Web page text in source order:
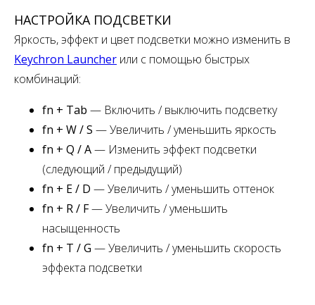
НАСТРОЙКА ПОДСВЕТКИ
Яркость, эффект и цвет подсветки можно изменить в
Keychron Launcher или с помощью быстрых
комбинаций:
fn + Tab — Включить / выключить подсветку
fn + W / S — Увеличить / уменьшить яркость
fn + Q / A— Изменить эффект подсветки
(следующий / предыдущий)
fn + E / D — Увеличить / уменьшить оттенок
fn + R / F— Увеличить / уменьшить
насыщенность
fn + T / G — Увеличить / уменьшить скорость
эффекта подсветки